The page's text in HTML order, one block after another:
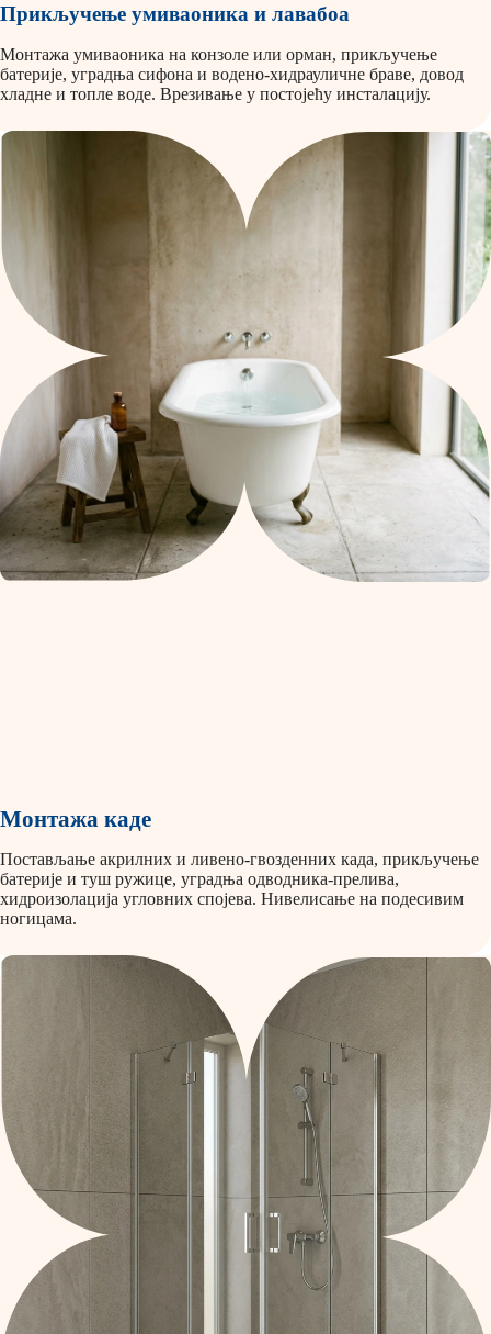
Прикључење умиваоника и лавабоа
Монтажа умиваоника на конзоле или орман, прикључење
батерије, уградња сифона и водено-хидрауличне браве, довод
хладне и топле воде. Врезивање у постојећу инсталацију.
Монтажа каде
Постављање акрилних и ливено-гвозденних када, прикључење
батерије и туш ружице, уградња одводника-прелива,
хидроизолација угловних спојева. Нивелисање на подесивим
ногицама.